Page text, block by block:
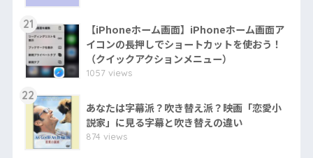
21
【iPhoneホーム画面】iPhoneホーム画面ア
イコンの長押しでショートカットを使おう！
（クイックアクションメニュー）
1057 views
22
あなたは字幕派？吹き替え派？映画「恋愛小
説家」に見る字幕と吹き替えの違い
874 views